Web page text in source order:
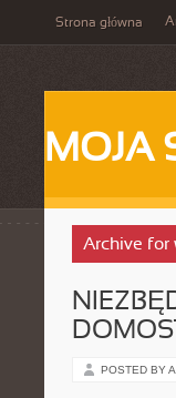
Strona główna
MOJA
Archive for
POSTED BY